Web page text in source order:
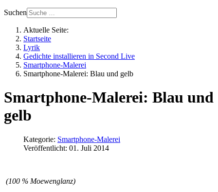
Suchen
Aktuelle Seite:
Startseite
Lyrik
Gedichte installieren in Second Live
Smartphone-Malerei
Smartphone-Malerei: Blau und gelb
Smartphone-Malerei: Blau und
gelb
Kategorie: Smartphone-Malerei
Veröffentlicht: 01. Juli 2014
(100 % Moewenglanz)